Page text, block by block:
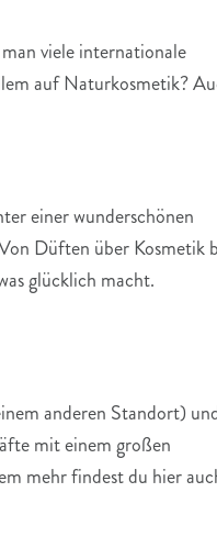
viele internationale
auf Naturkosmetik?
einer wunderschönen
Düften über Kosmetik
glücklich macht.
anderen Standort)
mit einem großen
mehr findest du hier